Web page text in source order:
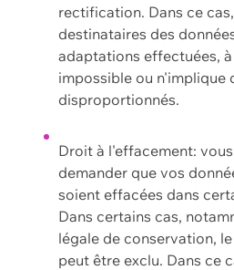
rectification. Dans ce
destinataires des
adaptations effectuées,
impossible ou n'implique
disproportionnés.
Droit à l'effacement:
demander que vos
soient effacées dans
Dans certains cas,
légale de conservation,
peut être exclu. Dans ce